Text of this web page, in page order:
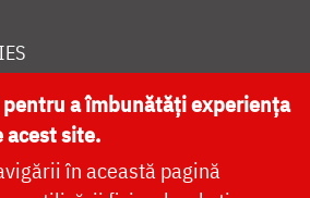
CATEDRALA NAȚIONALĂ
a îmbunătăți experiența
acest site.
în această pagină